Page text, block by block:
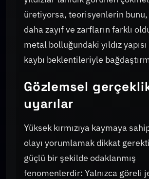
üretiyorsa, teorisyenlerin bunu,
daha zayıf ve zarfların farklı
metal bolluğundaki yıldız
kaybı beklentileriyle
Gözlemsel
uyarılar
Yüksek kırmızıya kaymaya
olayı yorumlamak dikkat
güçlü bir şekilde odaklanmış
fenomenlerdir: Yalnızca göreli